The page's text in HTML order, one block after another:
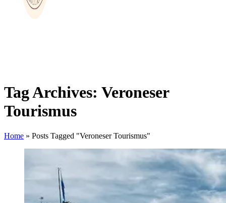
Tag Archives: Veroneser
Tourismus
Home » Posts Tagged "Veroneser Tourismus"